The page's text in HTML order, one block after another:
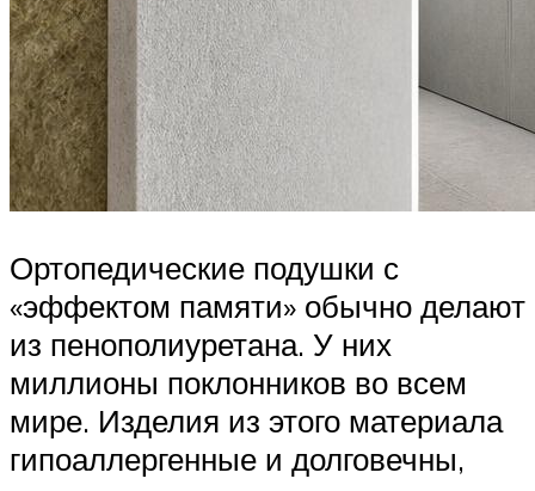
Ортопедические подушки с
«эффектом памяти» обычно делают
из пенополиуретана. У них
миллионы поклонников во всем
мире. Изделия из этого материала
гипоаллергенные и долговечны,